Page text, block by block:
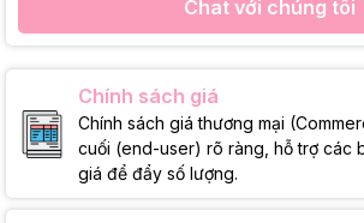
Chat với chúng tôi
Chính sách giá
Chính sách giá thương mại
cuối (end-user) rõ ràng, hỗ trợ các
giá để đẩy số lượng.